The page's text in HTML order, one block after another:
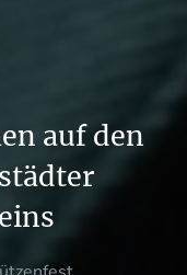
auf den